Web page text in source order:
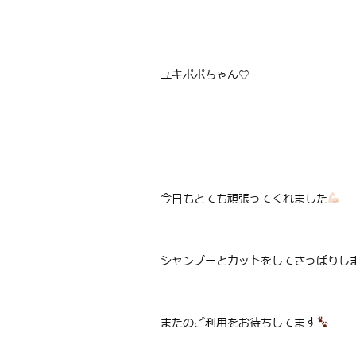
ユキポポちゃん♡
今日もとても頑張ってくれました
シャンプーとカットをしてさっぱりし
またのご利用をお待ちしてます